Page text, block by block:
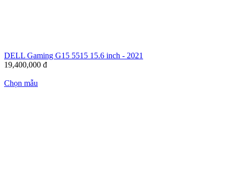
DELL Gaming G15 5515 15.6 inch - 2021
19,400,000 đ
Chọn mẫu